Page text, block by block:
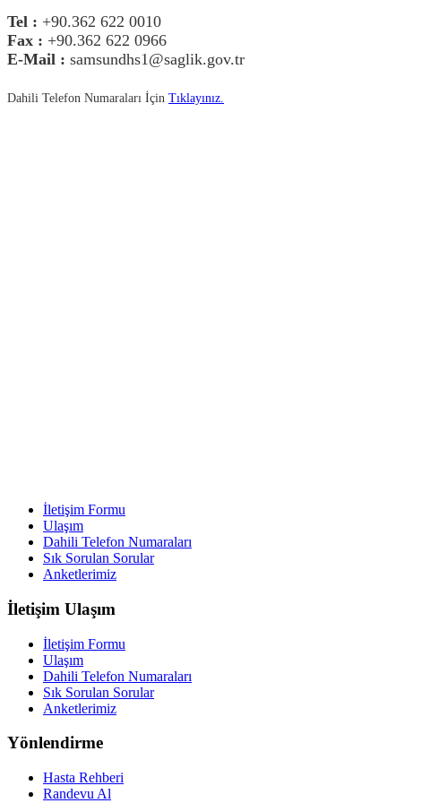
Tel : +90.362 622 0010
Fax : +90.362 622 0966
E-Mail : samsundhs1@saglik.gov.tr
Dahili Telefon Numaraları İçin Tıklayınız.
İletişim Formu
Ulaşım
Dahili Telefon Numaraları
Sık Sorulan Sorular
Anketlerimiz
İletişim Ulaşım
İletişim Formu
Ulaşım
Dahili Telefon Numaraları
Sık Sorulan Sorular
Anketlerimiz
Yönlendirme
Hasta Rehberi
Randevu Al